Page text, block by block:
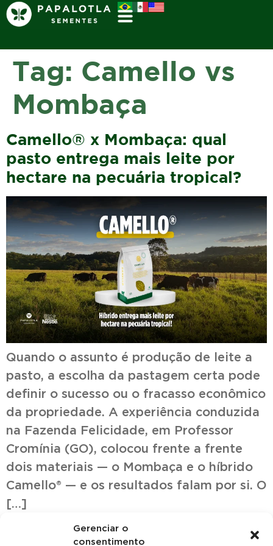
Gerenciar o
consentimento
Tag: Camello vs
Mombaça
Camello® x Mombaça: qual
pasto entrega mais leite por
hectare na pecuária tropical?
Quando o assunto é produção de leite a
pasto, a escolha da pastagem certa pode
definir o sucesso ou o fracasso econômico
da propriedade. A experiência conduzida
na Fazenda Felicidade, em Professor
Cromínia (GO), colocou frente a frente
dois materiais — o Mombaça e o híbrido
Camello® — e os resultados falam por si. O
[…]